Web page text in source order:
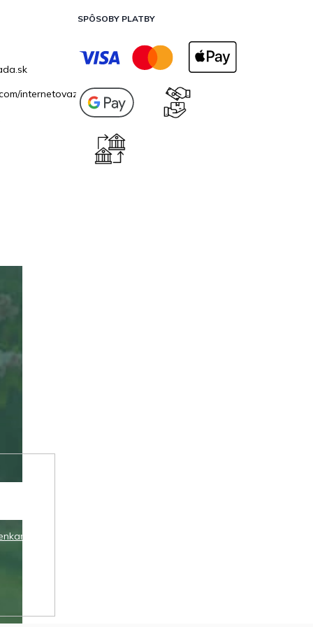
internetovazahrada.sk/
SPÔSOBY PLATBY